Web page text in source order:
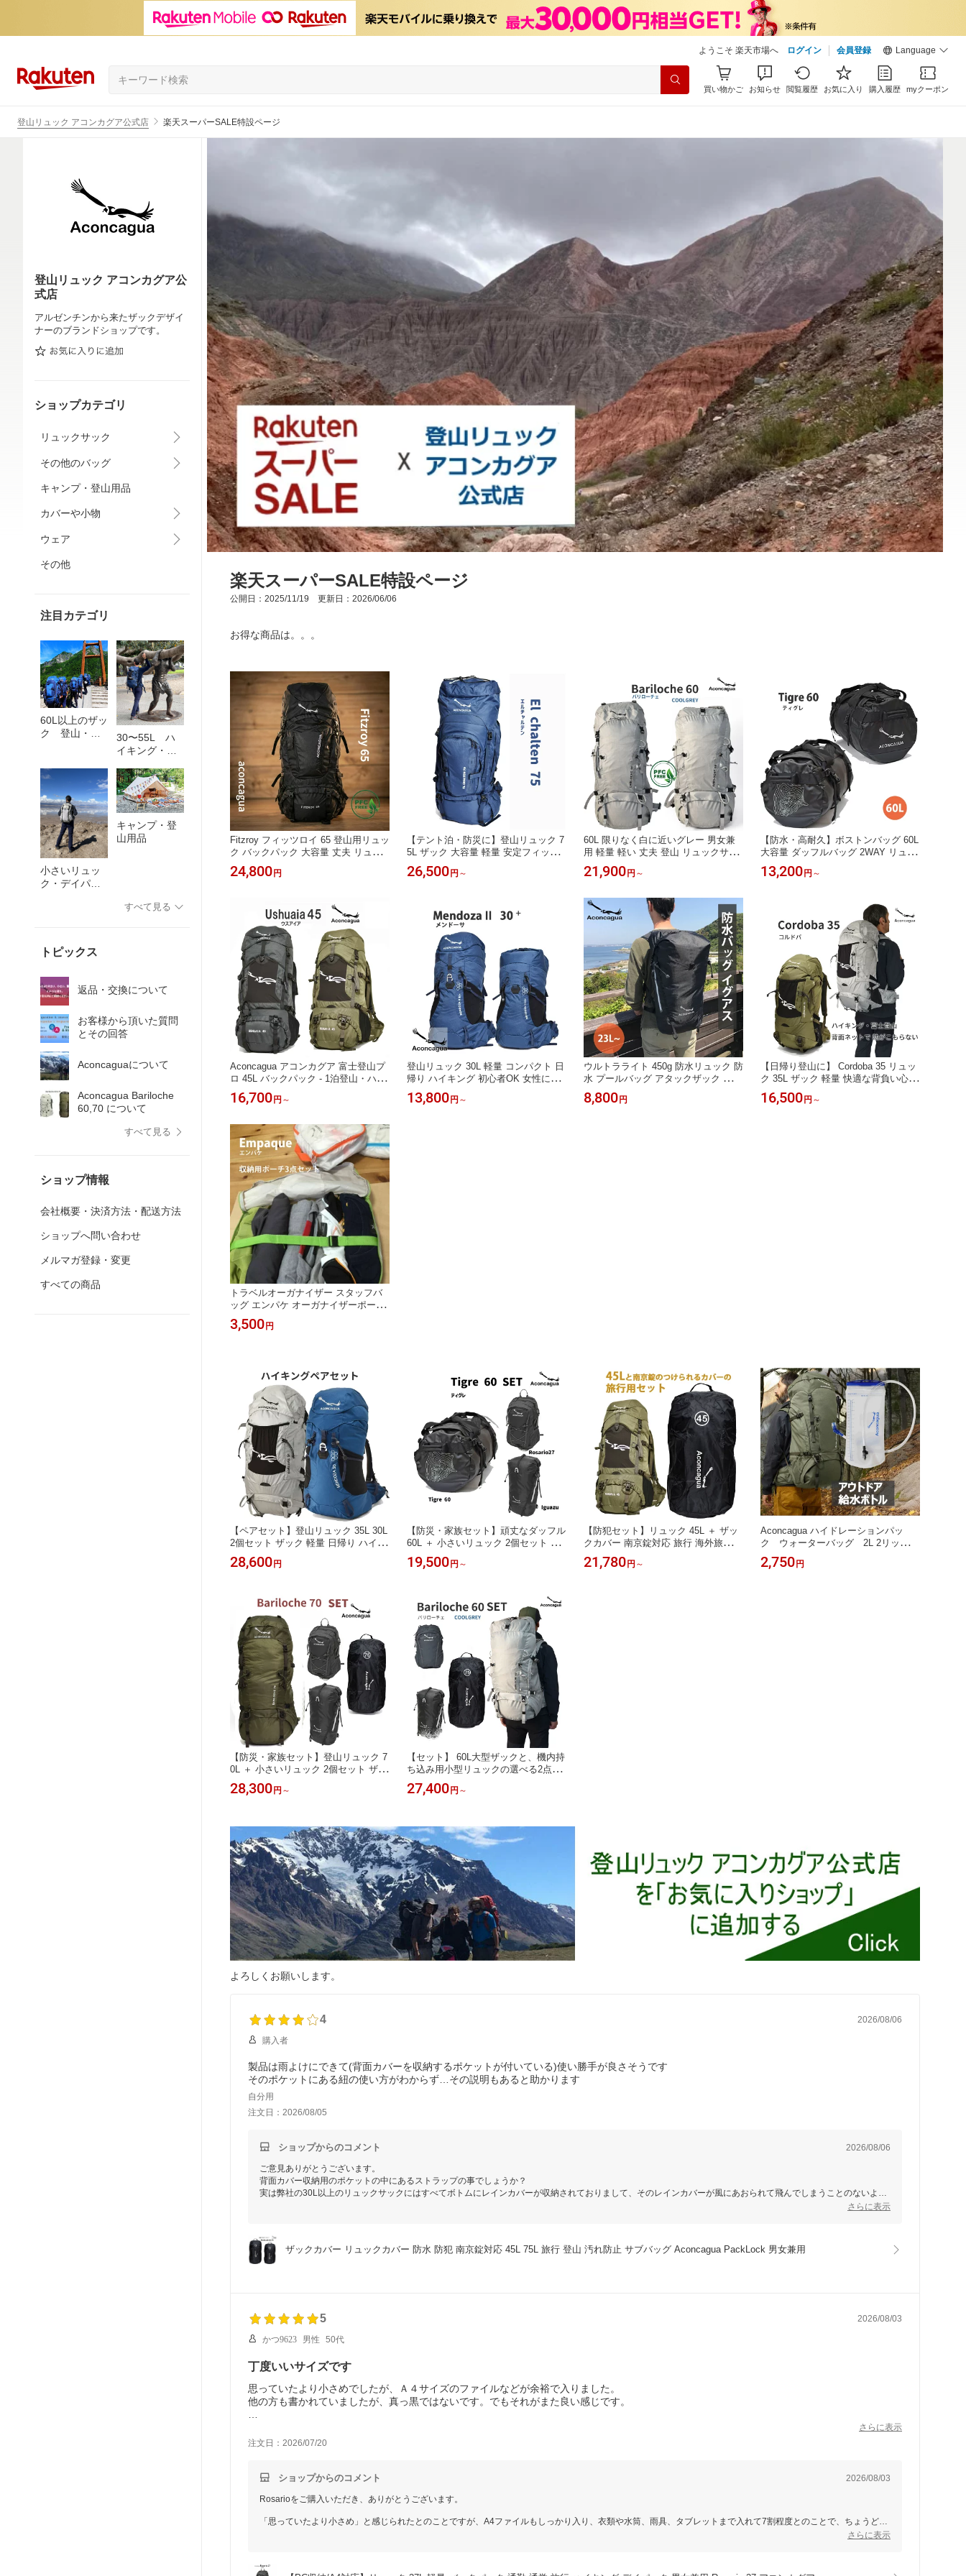
ようこそ 楽天市場へ ログイン 会員登録 Language
買い物かご お知らせ 閲覧履歴 お気に入り 購入履歴 myクーポン
登山リュック アコンカグア公式店 楽天スーパーSALE特設ページ
登山リュック アコンカグア公
式店
アルゼンチンから来たザックデザイ
ナーのブランドショップです。
ショップカテゴリ
リュックサック
その他のバッグ
キャンプ・登山用品
カバーや小物
ウェア
その他
注目カテゴリ
60L以上のザッ
ク 登山・旅
30〜55L ハ
イキング・日
小さいリュッ
ク・デイパッ
キャンプ・登
山用品
すべて見る
トピックス
返品・交換について
お客様から頂いた質問
とその回答
Aconcaguaについて
Aconcagua Bariloche
60,70 について
すべて見る
ショップ情報
会社概要・決済方法・配送方法
ショップへ問い合わせ
メルマガ登録・変更
すべての商品
楽天スーパーSALE特設ページ
公開日：2025/11/19 更新日：2026/06/06
お得な商品は。。。
Fitzroy フィッツロイ 65 登山用リュッ
ク バックパック 大容量 丈夫 リュッ
ク 65L 大型 登山用 ザック 旅行 海外
旅行 キャンプ 山小屋泊 避難準備 リ
24,800 円
【テント泊・防災に】登山リュック 7
5L ザック 大容量 軽量 安定フィット
縦走 キャンプ El Chalten 75 アコンカ
グア
26,500 円 ～
60L 限りなく白に近いグレー 男女兼
用 軽量 軽い 丈夫 登山 リュックサッ
ク 多機能ポケット ロールトップ トッ
プリッド着脱 2WAYバッグ Aconcagu
ェ
21,900 円 ～
【防水・高耐久】ボストンバッグ 60L
大容量 ダッフルバッグ 2WAY リュッ
ク ターポリン 旅行 遠征 部活 アウト
ドア 防災 Tigre 60
13,200 円 ～
Aconcagua アコンカグア 富士登山プ
ロ 45L バックパック - 1泊登山・ハイ
キングに最適な丈夫なザック Ushuaia
45 ウスアイア
16,700 円 ～
登山リュック 30L 軽量 コンパクト 日
帰り ハイキング 初心者OK 女性にも
トレッキング 低山 タウンユース 旅行
Mendoza 30 アコンカグア
13,800 円 ～
ウルトラライト 450g 防水リュック 防
水 プールバッグ アタックザック 超軽
量 丈夫 イグアス 23L+7L リュックサ
ック アウトドア メンズ レディース
8,800 円
【日帰り登山に】 Cordoba 35 リュッ
ク 35L ザック 軽量 快適な背負い心地
トレッキング ハイキング 富士山 機内
持ち込み Aconcagua
16,500 円 ～
トラベルオーガナイザー スタッフバ
ッグ エンパケ オーガナイザーポーチ
3セット S M L 整理用バッグ バッグ
インバッグ Aconcagua アコンカグア
3,500 円
【ペアセット】登山リュック 35L 30L
2個セット ザック 軽量 日帰り ハイキ
ング 夫婦 カップル お揃い 男女兼用
Aconcagua
28,600 円
【防災・家族セット】頑丈なダッフル
60L ＋ 小さいリュック 2個セット ザ
ック 大容量 テント泊 キャンプ 旅行
避難準備 親子 Aconcagua
19,500 円 ～
【防犯セット】リュック 45L ＋ ザッ
クカバー 南京錠対応 旅行 海外旅行
バックパッカー 破損 盗難防止 Ushuai
a アコンカグア
21,780 円 ～
Aconcagua ハイドレーションパッ
ク ウォーターバッグ 2L 2リットル
給水袋 水分補給 大容量 スポーツ ア
ウトドア サイクリング 山登り ハイキ
2,750 円
【防災・家族セット】登山リュック 7
0L ＋ 小さいリュック 2個セット ザッ
ク 大容量 テント泊 キャンプ 避難準
備 親子 Aconcagua
28,300 円 ～
【セット】 60L大型ザックと、機内持
ち込み用小型リュックの選べる2点セ
ット Aconcagua Bariloche バリローチ
ェ60セット アコンカグア 旅行 海外旅
27,400 円 ～
よろしくお願いします。
4 2026/08/06
購入者
製品は雨よけにできて(背面カバーを収納するポケットが付いている)使い勝手が良さそうです
そのポケットにある紐の使い方がわからず…その説明もあると助かります
自分用
注文日：2026/08/05
ショップからのコメント 2026/08/06
ご意見ありがとうございます。
背面カバー収納用のポケットの中にあるストラップの事でしょうか？
実は弊社の30L以上のリュックサックにはすべてボトムにレインカバーが収納されておりまして、そのレインカバーが風にあおられて飛んでしまうことのないよう
その説明を一緒にお届けできないのでありました。
周囲に通してあるアクリルコードは カバーを収縮して、リュックの大きさに合わせるためにお使いください。
さらに表示
ザックカバー リュックカバー 防水 防犯 南京錠対応 45L 75L 旅行 登山 汚れ防止 サブバッグ Aconcagua PackLock 男女兼用
5 2026/08/03
かつ9623 男性 50代
丁度いいサイズです
思っていたより小さめでしたが、Ａ４サイズのファイルなどが余裕で入りました。
他の方も書かれていましたが、真っ黒ではないです。でもそれがまた良い感じです。
さらに表示
注文日：2026/07/20
ショップからのコメント 2026/08/03
Rosarioをご購入いただき、ありがとうございます。
「思っていたより小さめ」と感じられたとのことですが、A4ファイルもしっかり入り、衣類や水筒、雨具、タブレットまで入れて7割程度とのことで、ちょうどい
さらに表示